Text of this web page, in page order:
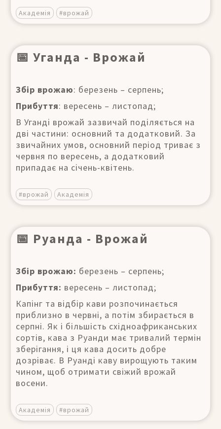
Академія #врожай
📅 Уганда - Врожай
Збір врожаю: березень – серпень;
Прибуття: вересень – листопад;
В Уганді врожай зазвичай поділяється на
дві частини: основний та додатковий. За
звичайних умов, основний період триває з
червня по вересень, а додатковий
припадає на січень-квітень.
#врожай Академія
📅 Руанда - Врожай
Збір врожаю: березень – серпень;
Прибуття: вересень – листопад;
Капінг та відбір кави розпочинається
приблизно в червні, а потім збирається в
серпні. Як і більшість східноафриканських
сортів, кава з Руанди має тривалий термін
зберігання, і ця кава досить добре
дозріває. В Руанді каву вирощують таким
чином, щоб отримати свіжий врожай
восени.
Академія #врожай